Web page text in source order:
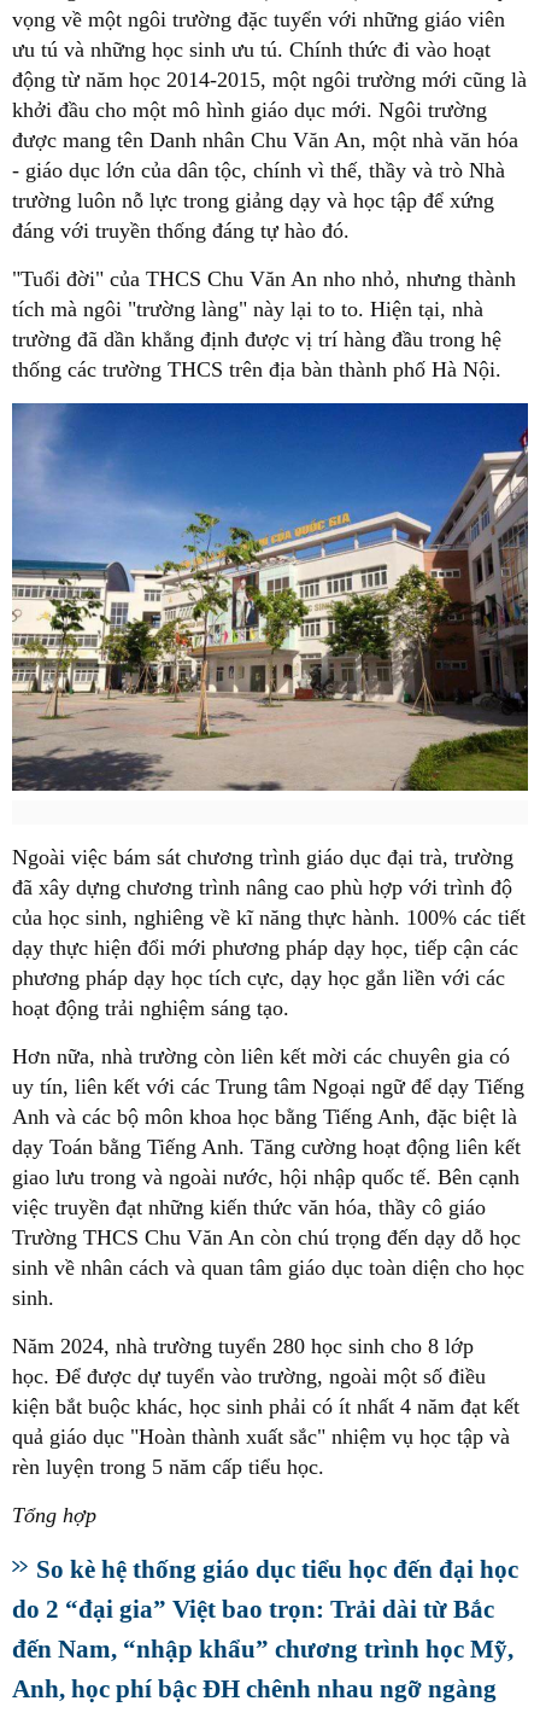
vọng về một ngôi trường đặc tuyển với những giáo viên
ưu tú và những học sinh ưu tú. Chính thức đi vào hoạt
động từ năm học 2014-2015, một ngôi trường mới cũng là
khởi đầu cho một mô hình giáo dục mới. Ngôi trường
được mang tên Danh nhân Chu Văn An, một nhà văn hóa
- giáo dục lớn của dân tộc, chính vì thế, thầy và trò Nhà
trường luôn nỗ lực trong giảng dạy và học tập để xứng
đáng với truyền thống đáng tự hào đó.
"Tuổi đời" của THCS Chu Văn An nho nhỏ, nhưng thành
tích mà ngôi "trường làng" này lại to to. Hiện tại, nhà
trường đã dần khẳng định được vị trí hàng đầu trong hệ
thống các trường THCS trên địa bàn thành phố Hà Nội.
Ngoài việc bám sát chương trình giáo dục đại trà, trường
đã xây dựng chương trình nâng cao phù hợp với trình độ
của học sinh, nghiêng về kĩ năng thực hành. 100% các tiết
dạy thực hiện đổi mới phương pháp dạy học, tiếp cận các
phương pháp dạy học tích cực, dạy học gắn liền với các
hoạt động trải nghiệm sáng tạo.
Hơn nữa, nhà trường còn liên kết mời các chuyên gia có
uy tín, liên kết với các Trung tâm Ngoại ngữ để dạy Tiếng
Anh và các bộ môn khoa học bằng Tiếng Anh, đặc biệt là
dạy Toán bằng Tiếng Anh. Tăng cường hoạt động liên kết
giao lưu trong và ngoài nước, hội nhập quốc tế. Bên cạnh
việc truyền đạt những kiến thức văn hóa, thầy cô giáo
Trường THCS Chu Văn An còn chú trọng đến dạy dỗ học
sinh về nhân cách và quan tâm giáo dục toàn diện cho học
sinh.
Năm 2024, nhà trường tuyển 280 học sinh cho 8 lớp
học. Để được dự tuyển vào trường, ngoài một số điều
kiện bắt buộc khác, học sinh phải có ít nhất 4 năm đạt kết
quả giáo dục "Hoàn thành xuất sắc" nhiệm vụ học tập và
rèn luyện trong 5 năm cấp tiểu học.
Tổng hợp
So kè hệ thống giáo dục tiểu học đến đại học
do 2 “đại gia” Việt bao trọn: Trải dài từ Bắc
đến Nam, “nhập khẩu” chương trình học Mỹ,
Anh, học phí bậc ĐH chênh nhau ngỡ ngàng